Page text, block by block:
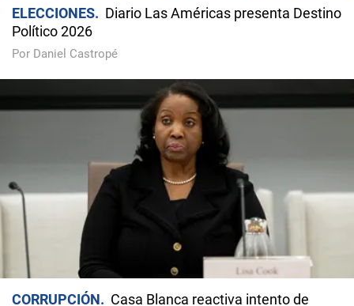
ELECCIONES
Diario Las Américas presenta Destino
Político 2026
Por Daniel Castropé
CORRUPCIÓN
Casa Blanca reactiva intento de